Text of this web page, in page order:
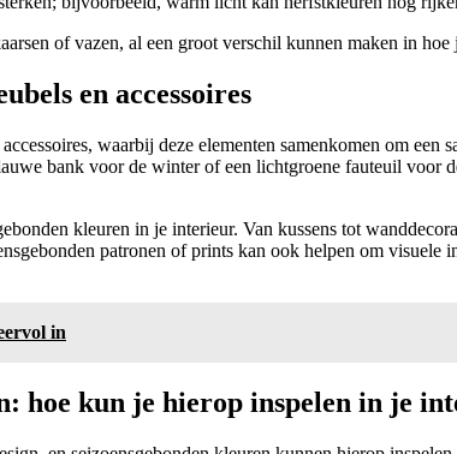
of vazen, al een groot verschil kunnen maken in
en accessoires
waarbij deze elementen samenkomen om een
bank voor de winter of een lichtgroene fauteuil voor
kleuren in je interieur. Van kussens tot
patronen of prints kan ook helpen om visuele
in
hoe kun je hierop inspelen in je